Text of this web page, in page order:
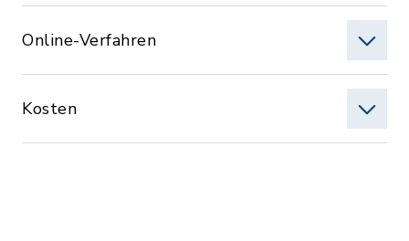
Online-Verfahren
Kosten